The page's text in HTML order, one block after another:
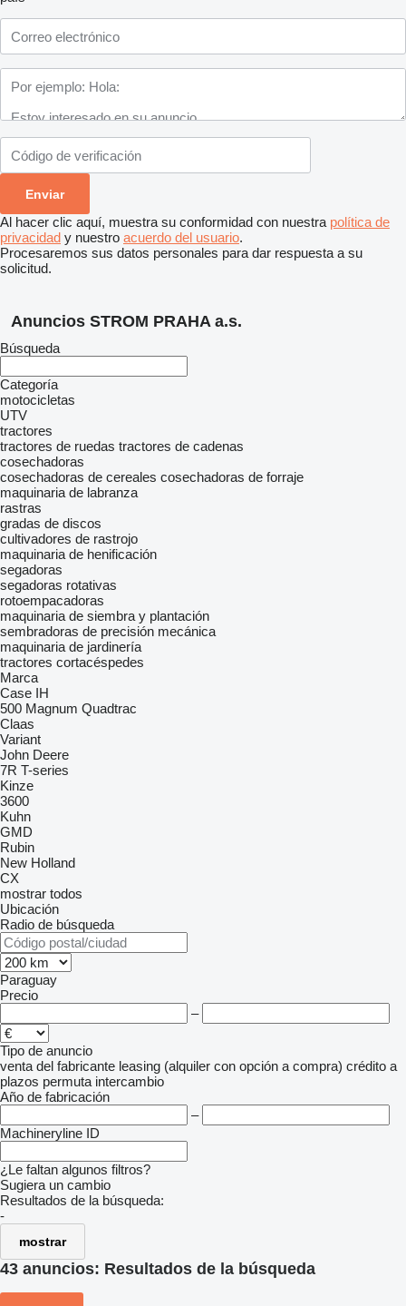
Al hacer clic aquí, muestra su conformidad con nuestra política de
privacidad y nuestro acuerdo del usuario.
Procesaremos sus datos personales para dar respuesta a su
solicitud.
Anuncios STROM PRAHA a.s.
Búsqueda
Categoría
motocicletas
UTV
tractores
tractores de ruedas tractores de cadenas
cosechadoras
cosechadoras de cereales cosechadoras de forraje
maquinaria de labranza
rastras
gradas de discos
cultivadores de rastrojo
maquinaria de henificación
segadoras
segadoras rotativas
rotoempacadoras
maquinaria de siembra y plantación
sembradoras de precisión mecánica
maquinaria de jardinería
tractores cortacéspedes
Marca
Case IH
500 Magnum Quadtrac
Claas
Variant
John Deere
7R T-series
Kinze
3600
Kuhn
GMD
Rubin
New Holland
CX
mostrar todos
Ubicación
Radio de búsqueda
Paraguay
Precio
–
Tipo de anuncio
venta del fabricante leasing (alquiler con opción a compra) crédito a
plazos permuta intercambio
Año de fabricación
–
Machineryline ID
¿Le faltan algunos filtros?
Sugiera un cambio
Resultados de la búsqueda:
-
mostrar
43 anuncios: Resultados de la búsqueda